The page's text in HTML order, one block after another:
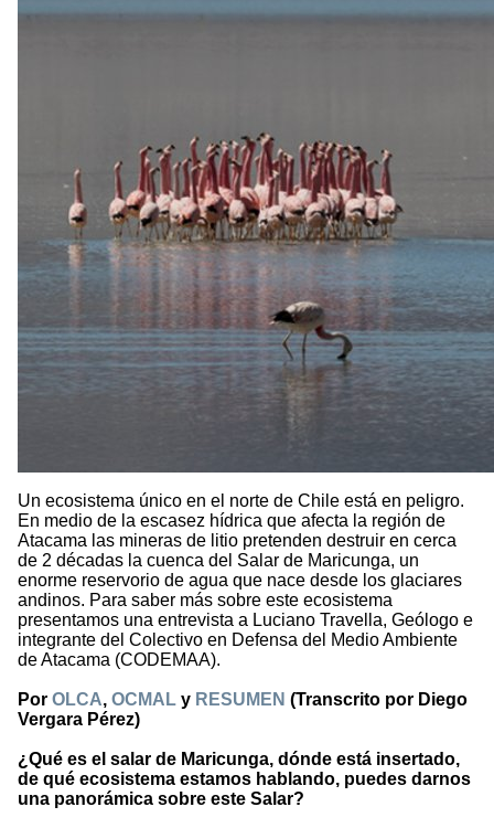
Un ecosistema único en el norte de Chile está en peligro.
En medio de la escasez hídrica que afecta la región de
Atacama las mineras de litio pretenden destruir en cerca
de 2 décadas la cuenca del Salar de Maricunga, un
enorme reservorio de agua que nace desde los glaciares
andinos. Para saber más sobre este ecosistema
presentamos una entrevista a Luciano Travella, Geólogo e
integrante del Colectivo en Defensa del Medio Ambiente
de Atacama (CODEMAA).
Por OLCA, OCMAL y RESUMEN (Transcrito por Diego
Vergara Pérez)
¿Qué es el salar de Maricunga, dónde está insertado,
de qué ecosistema estamos hablando, puedes darnos
una panorámica sobre este Salar?